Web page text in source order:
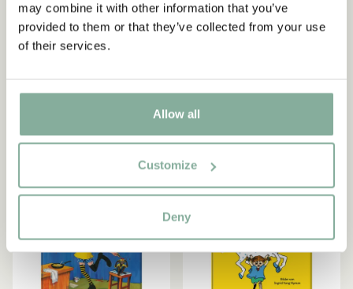
may combine it with other information that you’ve
provided to them or that they’ve collected from your use
of their services.
Allow all
Customize
Deny
Hallo, Pippi Langstrumpf!
119.00 SEK
Liederbuch „Singen mit
Angebote sowie spannende Fakten über Astrid
Lindgren. Zusätzlich erhalten Sie 10 % Rabatt auf
Ihren ersten Einkauf!
Ja, jag accepterarvillkoren.
JETZT MITGLIED WERDEN